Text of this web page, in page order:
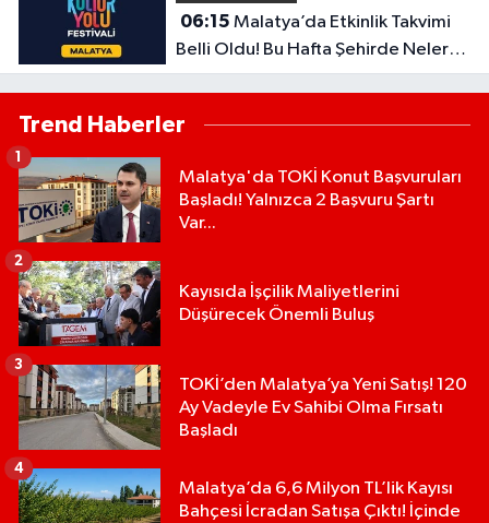
06:15
Belli Oldu! Bu Hafta Şehirde Neler
Olacak?
Trend Haberler
Malatya'da TOKİ Konut Başvuruları
Başladı! Yalnızca 2 Başvuru Şartı
Var...
1
Kayısıda İşçilik Maliyetlerini
Düşürecek Önemli Buluş
2
TOKİ’den Malatya’ya Yeni Satış! 120
Ay Vadeyle Ev Sahibi Olma Fırsatı
Başladı
3
Malatya’da 6,6 Milyon TL’lik Kayısı
Bahçesi İcradan Satışa Çıktı! İçinde
4